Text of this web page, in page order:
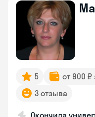
5 от 900 ₽
3 отзыва
Окончила